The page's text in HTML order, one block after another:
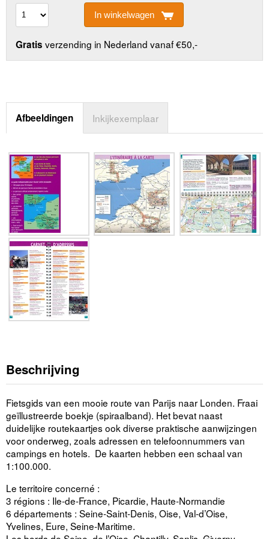
In winkelwagen
Gratis verzending in Nederland vanaf €50,-
Afbeeldingen Inkijkexemplaar
Beschrijving
Fietsgids van een mooie route van Parijs naar Londen. Fraai
geïllustreerde boekje (spiraalband). Het bevat naast
duidelijke routekaartjes ook diverse praktische aanwijzingen
voor onderweg, zoals adressen en telefoonnummers van
campings en hotels. De kaarten hebben een schaal van
1:100.000.
Le territoire concerné :
3 régions : Ile-de-France, Picardie, Haute-Normandie
6 départements : Seine-Saint-Denis, Oise, Val-d’Oise,
Yvelines, Eure, Seine-Maritime.